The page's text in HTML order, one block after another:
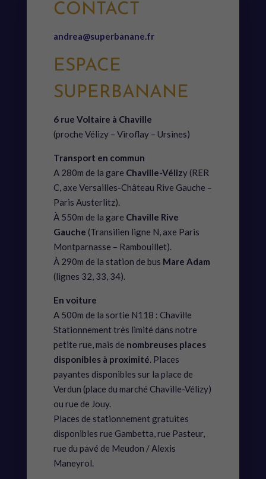
CONTACT
andrea@superbanane.fr
ESPACE
SUPERBANANE
6 rue Voltaire à Chaville
(proche Vélizy – Viroflay – Ursines)
Transport en commun
A 280m de la gare Chaville-Vélizy (RER
C, axe Versailles-Château Rive Gauche –
Paris Austerlitz).
À 550m de la gare Chaville Rive
Gauche (Transilien ligne N, axe Paris
Montparnasse – Rambouillet).
À 290m de la station de bus Mare Adam
(lignes 32, 33, 34).
En voiture
A 500m de la sortie N118 : Chaville
Stationnement très limité dans notre
petite rue, mais de nombreuses places
disponibles à proximité. Places
payantes disponibles sur la place de
Verdun (place du marché Chaville-Vélizy)
ou rue de Jouy.
Places de stationnement gratuites
disponibles rue Gambetta, rue Pasteur,
rue du pavé de Meudon / Alexis
Maneyrol.